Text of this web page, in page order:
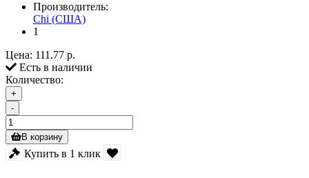
Производитель:
Chi (США)
1
Цена: 111.77 р.
Есть в наличии
Количество:
+
-
В корзину
Купить в 1 клик